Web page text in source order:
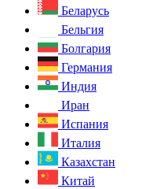
Беларусь
Бельгия
Болгария
Германия
Индия
Иран
Испания
Италия
Казахстан
Китай